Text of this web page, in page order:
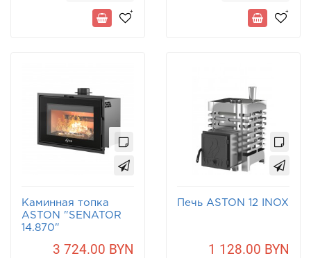
Каминная топка
ASTON "SENATOR
14.870"
3 724.00 BYN
Печь ASTON 12 INOX
1 128.00 BYN